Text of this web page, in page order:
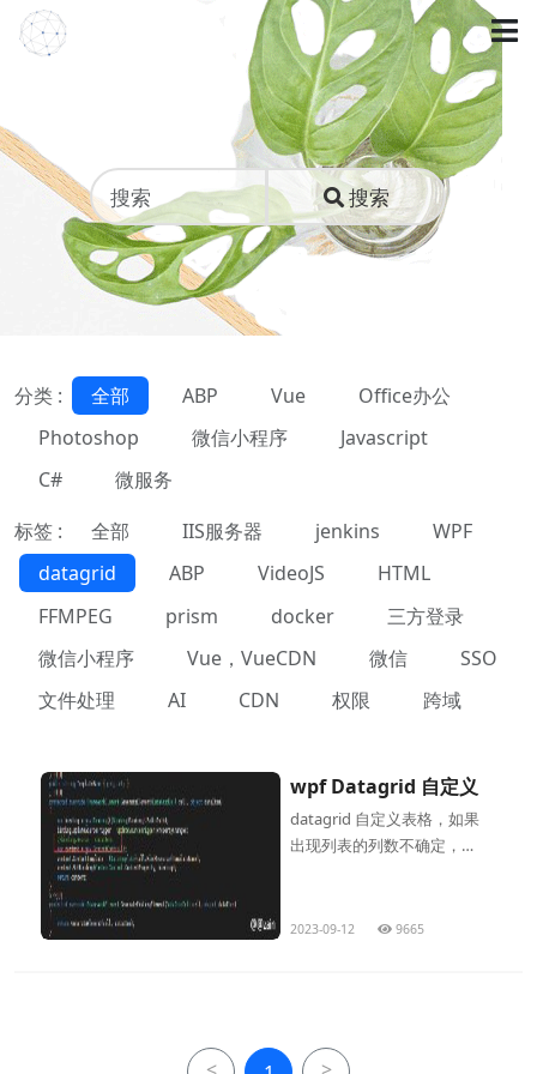
搜索
分类 : 全部 ABP Vue
Office办公
Photoshop
微信小程序
Javascript
C#
微服务
标签 :
全部 IIS服务器 jenkins
WPF
datagrid
ABP VideoJS
HTML
FFMPEG
prism docker
三方登录
微信小程序
Vue，VueCDN 微信
SSO
文件处理
AI CDN 权限 跨域
wpf Datagrid 自定义
datagrid 自定义表格，如果
出现列表的列数不确定，则
用动态类来定义属性，每加
2023-09-12 9665
< >